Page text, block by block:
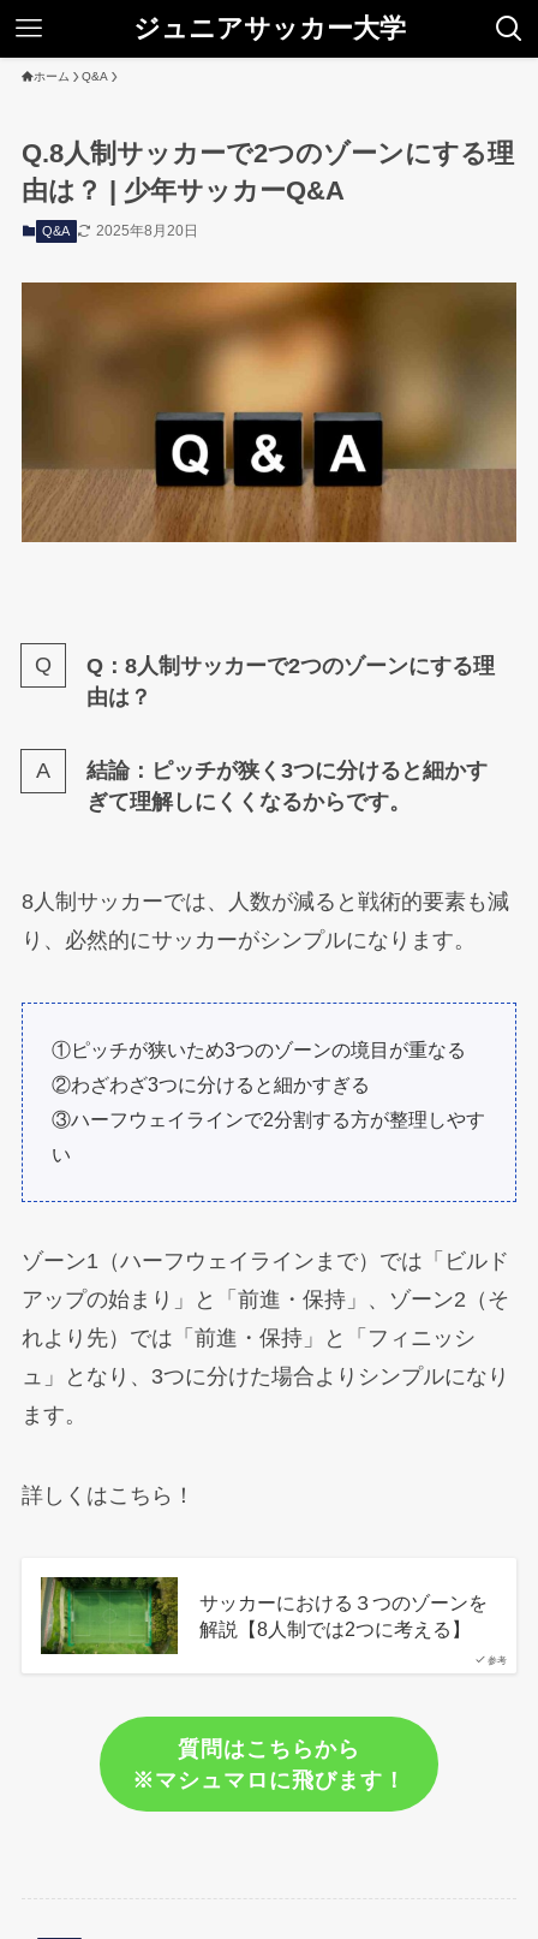
ジュニアサッカー大学
ホーム Q&A
Q.8人制サッカーで2つのゾーンにする理
由は？ | 少年サッカーQ&A
Q&A 2025年8月20日
Q：8人制サッカーで2つのゾーンにする理
由は？
結論：ピッチが狭く3つに分けると細かす
ぎて理解しにくくなるからです。
8人制サッカーでは、人数が減ると戦術的要素も減
り、必然的にサッカーがシンプルになります。
①ピッチが狭いため3つのゾーンの境目が重なる
②わざわざ3つに分けると細かすぎる
③ハーフウェイラインで2分割する方が整理しやす
い
ゾーン1（ハーフウェイラインまで）では「ビルド
アップの始まり」と「前進・保持」、ゾーン2（そ
れより先）では「前進・保持」と「フィニッシ
ュ」となり、3つに分けた場合よりシンプルになり
ます。
詳しくはこちら！
参考
サッカーにおける３つのゾーンを
解説【8人制では2つに考える】
質問はこちらから
※マシュマロに飛びます！